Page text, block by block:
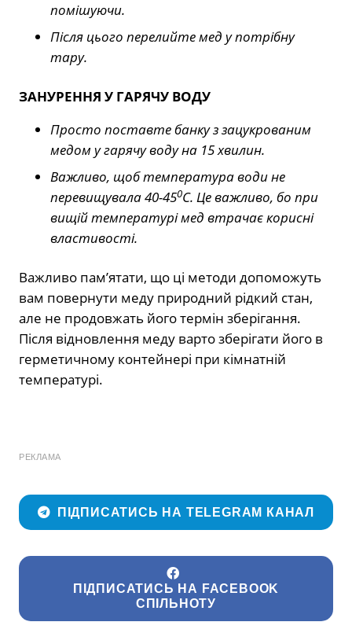
помішуючи.
Після цього перелийте мед у потрібну
тару.
ЗАНУРЕННЯ У ГАРЯЧУ ВОДУ
Просто поставте банку з зацукрованим
медом у гарячу воду на 15 хвилин.
Важливо, щоб температура води не
перевищувала 40-450С. Це важливо, бо при
вищій температурі мед втрачає корисні
властивості.
Важливо пам’ятати, що ці методи допоможуть
вам повернути меду природний рідкий стан,
але не продовжать його термін зберігання.
Після відновлення меду варто зберігати його в
герметичному контейнері при кімнатній
температурі.
РЕКЛАМА
ПІДПИСАТИСЬ НА TELEGRAM КАНАЛ
ПІДПИСАТИСЬ НА FACEBOOK
СПІЛЬНОТУ